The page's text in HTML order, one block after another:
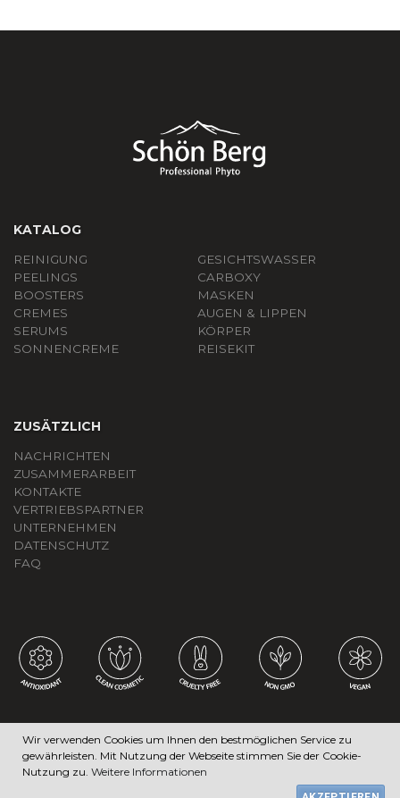
KATALOG
REINIGUNG
GESICHTSWASSER
PEELINGS
СARBOXY
BOOSTERS
MASKEN
CREMES
AUGEN & LIPPEN
SERUMS
KÖRPER
SONNENCREME
REISEKIT
ZUSÄTZLICH
NACHRICHTEN
ZUSAMMERARBEIT
KONTAKTE
VERTRIEBSPARTNER
UNTERNEHMEN
DATENSCHUTZ
FAQ
© SB. Alle rechte vorbehalten.
Wir verwenden Cookies um Ihnen den bestmöglichen Service zu
gewährleisten. Mit Nutzung der Webseite stimmen Sie der Cookie-
Nutzung zu. Weitere Informationen